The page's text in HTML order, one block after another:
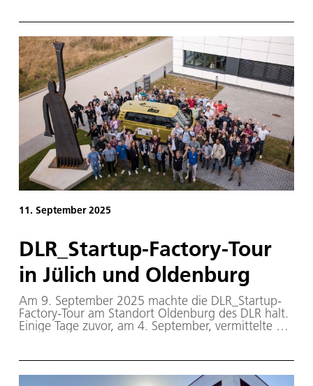
Betrieb solcher Anlagen hat das Potenzial, sie
effizienter, zuverlässiger und wirtschaftlicher zu
machen.
11. September 2025
DLR_Startup-Factory-Tour
in Jülich und Oldenburg
Am 9. September 2025 machte die DLR_Startup-
Factory-Tour am Standort Oldenburg des DLR halt.
Einige Tage zuvor, am 4. September, vermittelte die
Oldenburg war Prof. Joachim Schachtner,
Staatssekretär im Ministerium für Wissenschaft und